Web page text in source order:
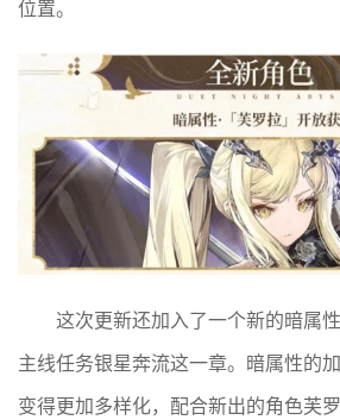
位置。
这次更新还加入了一个新的暗属
主线任务银星奔流这一章。暗属性的
变得更加多样化，配合新出的角色芙